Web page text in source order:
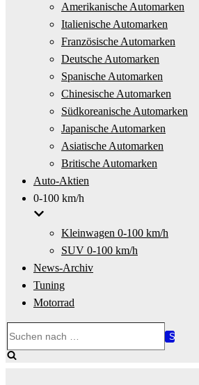
Amerikanische Automarken
Italienische Automarken
Französische Automarken
Deutsche Automarken
Spanische Automarken
Chinesische Automarken
Südkoreanische Automarken
Japanische Automarken
Asiatische Automarken
Britische Automarken
Auto-Aktien
0-100 km/h
Kleinwagen 0-100 km/h
SUV 0-100 km/h
News-Archiv
Tuning
Motorrad
nach …